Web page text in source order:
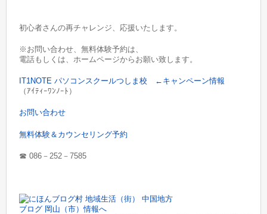
初心者さんの再チャレンジ、応援いたします。
※お問い合わせ、無料体験予約は、
電話もしくは、ホームページからお願い致します。
IT1NOTE パソコンスクールつしま校 ←キャンペーン情報
（ｱｲﾃｨｰﾜﾝﾉｰﾄ）
お問い合わせ
無料体験＆カウンセリング予約
☎︎ 086－252－7585